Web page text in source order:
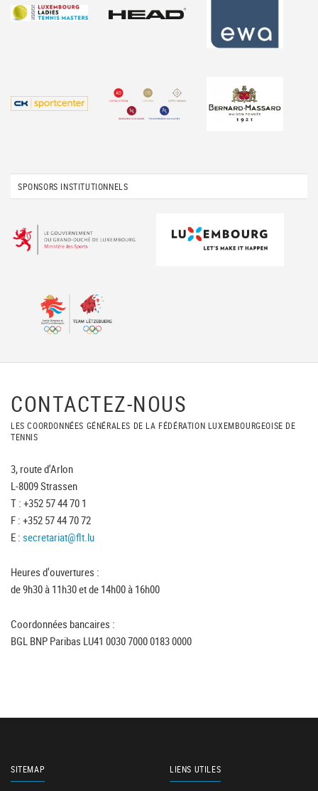
SPONSORS INSTITUTIONNELS
CONTACTEZ-NOUS
LES COORDONNÉES GÉNÉRALES DE LA FÉDÉRATION LUXEMBOURGEOISE DE
TENNIS
3, route d'Arlon
L-8009 Strassen
T : +352 57 44 70 1
F : +352 57 44 70 72
E : secretariat@flt.lu
Heures d'ouvertures :
de 9h30 à 11h30 et de 14h00 à 16h00
Coordonnées bancaires :
BGL BNP Paribas LU41 0030 7000 0183 0000
SITEMAP LIENS UTILES